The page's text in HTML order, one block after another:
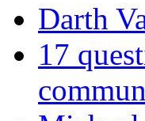
Darth
17